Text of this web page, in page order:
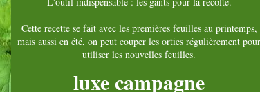
Cette recette se fait avec les premières feuilles au printemps,
mais aussi en été, on peut couper les orties régulièrement pour
utiliser les nouvelles feuilles.
luxe campagne